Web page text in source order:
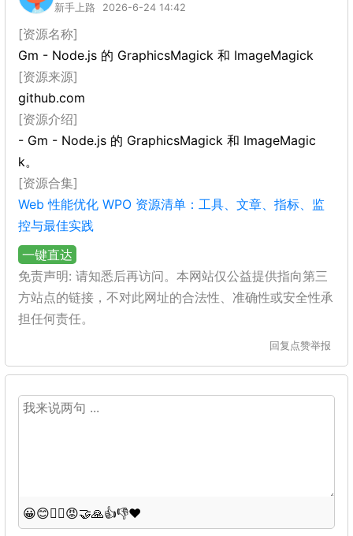
新手上路 2026-6-24 14:42
[资源名称]
Gm - Node.js 的 GraphicsMagick 和 ImageMagick
[资源来源]
github.com
[资源介绍]
- Gm - Node.js 的 GraphicsMagick 和 ImageMagic
k。
[资源合集]
Web 性能优化 WPO 资源清单：工具、文章、指标、监
控与最佳实践
一键直达
免责声明: 请知悉后再访问。本网站仅公益提供指向第三
方站点的链接，不对此网址的合法性、准确性或安全性承
担任何责任。
回复 点赞举报
😀😊😵‍💫😡🤝🙏👍👎❤️